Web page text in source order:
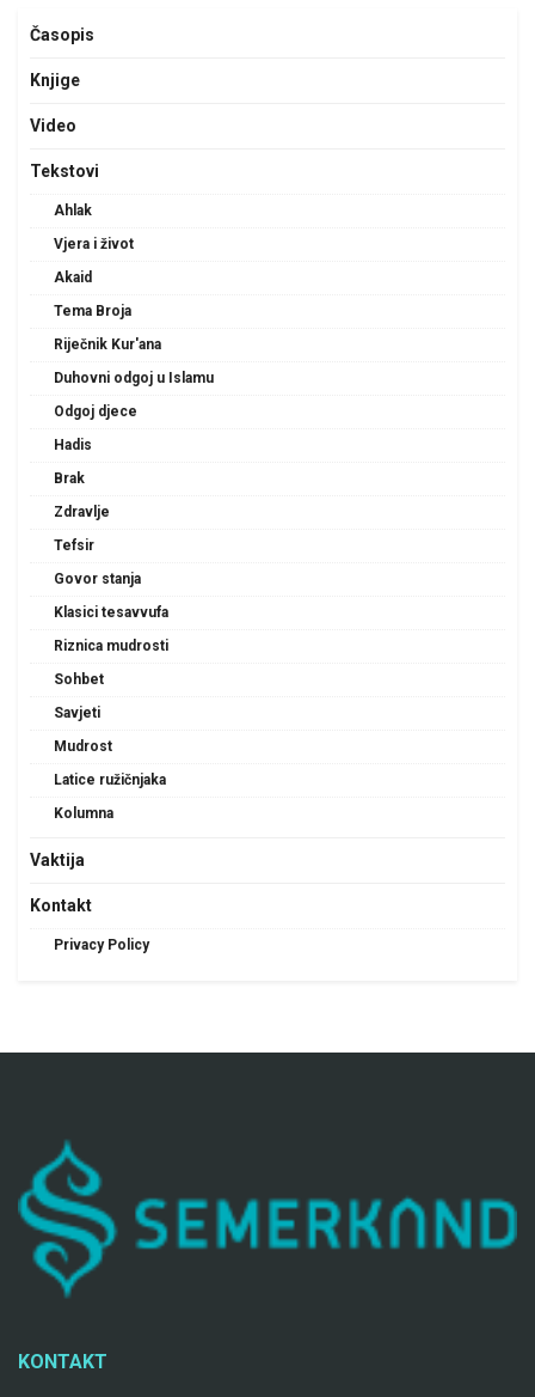
Časopis
Knjige
Video
Tekstovi
Ahlak
Vjera i život
Akaid
Tema Broja
Riječnik Kur'ana
Duhovni odgoj u Islamu
Odgoj djece
Hadis
Brak
Zdravlje
Tefsir
Govor stanja
Klasici tesavvufa
Riznica mudrosti
Sohbet
Savjeti
Mudrost
Latice ružičnjaka
Kolumna
Vaktija
Kontakt
Privacy Policy
KONTAKT